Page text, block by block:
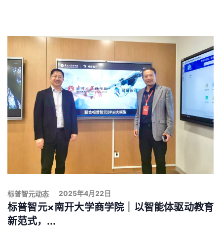
标普智元动态 2025年4月22日
标普智元×南开大学商学院｜以智能体驱动教育
新范式，...